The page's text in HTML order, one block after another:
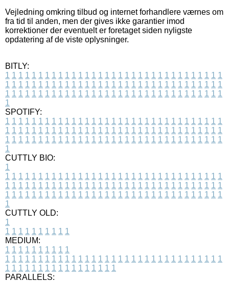
Vejledning omkring tilbud og internet forhandlere værnes om
fra tid til anden, men der gives ikke garantier imod
korrektioner der eventuelt er foretaget siden nyligste
opdatering af de viste oplysninger.
BITLY:
1 1 1 1 1 1 1 1 1 1 1 1 1 1 1 1 1 1 1 1 1 1 1 1 1 1 1 1 1 1 1 1 1
1 1 1 1 1 1 1 1 1 1 1 1 1 1 1 1 1 1 1 1 1 1 1 1 1 1 1 1 1 1 1 1 1
1 1 1 1 1 1 1 1 1 1 1 1 1 1 1 1 1 1 1 1 1 1 1 1 1 1 1 1 1 1 1 1 1
1
SPOTIFY:
1 1 1 1 1 1 1 1 1 1 1 1 1 1 1 1 1 1 1 1 1 1 1 1 1 1 1 1 1 1 1 1 1
1 1 1 1 1 1 1 1 1 1 1 1 1 1 1 1 1 1 1 1 1 1 1 1 1 1 1 1 1 1 1 1 1
1 1 1 1 1 1 1 1 1 1 1 1 1 1 1 1 1 1 1 1 1 1 1 1 1 1 1 1 1 1 1 1 1
1
CUTTLY BIO:
1
1 1 1 1 1 1 1 1 1 1 1 1 1 1 1 1 1 1 1 1 1 1 1 1 1 1 1 1 1 1 1 1 1
1 1 1 1 1 1 1 1 1 1 1 1 1 1 1 1 1 1 1 1 1 1 1 1 1 1 1 1 1 1 1 1 1
1 1 1 1 1 1 1 1 1 1 1 1 1 1 1 1 1 1 1 1 1 1 1 1 1 1 1 1 1 1 1 1 1
1
CUTTLY OLD:
1
1 1 1 1 1 1 1 1 1 1
MEDIUM:
1 1 1 1 1 1 1 1 1 1
1 1 1 1 1 1 1 1 1 1 1 1 1 1 1 1 1 1 1 1 1 1 1 1 1 1 1 1 1 1 1 1 1
1 1 1 1 1 1 1 1 1 1 1 1 1 1 1 1 1
PARALLELS: